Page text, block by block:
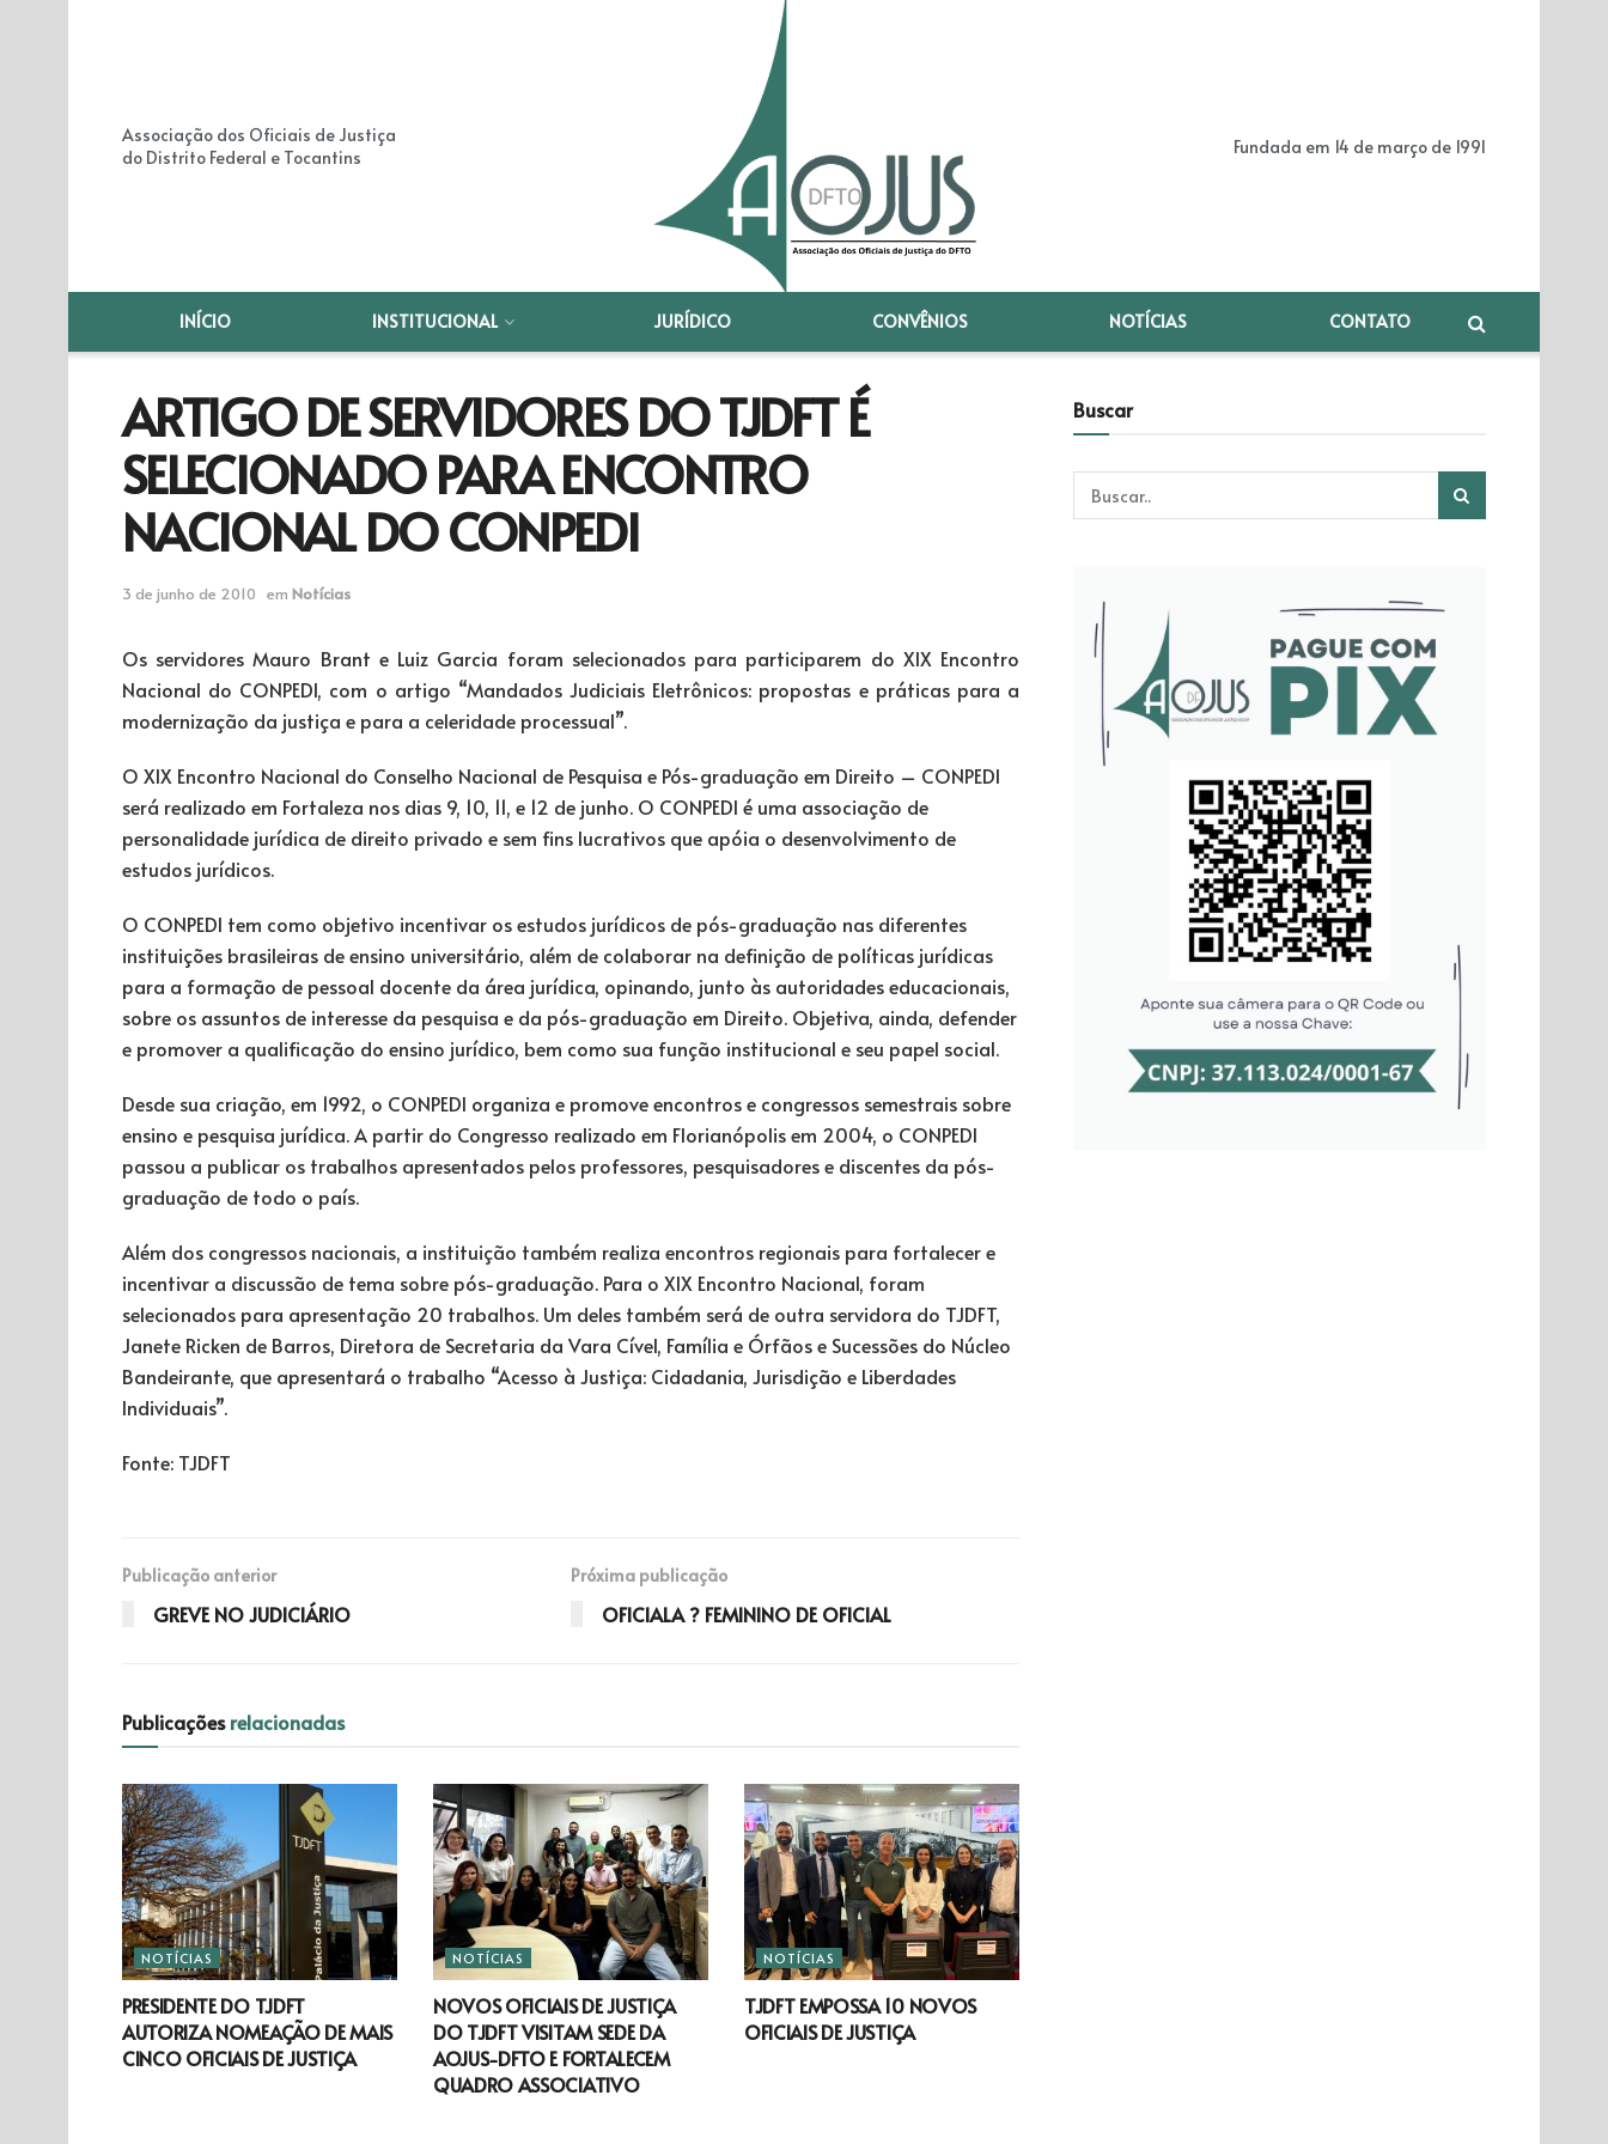
Associação dos Oficiais de Justiça
do Distrito Federal e Tocantins
Fundada em 14 de março de 1991
INÍCIO INSTITUCIONAL JURÍDICO CONVÊNIOS NOTÍCIAS CONTATO
ARTIGO DE SERVIDORES DO TJDFT É
SELECIONADO PARA ENCONTRO
NACIONAL DO CONPEDI
3 de junho de 2010 em Notícias
Os servidores Mauro Brant e Luiz Garcia foram selecionados para participarem do XIX Encontro
Nacional do CONPEDI, com o artigo “Mandados Judiciais Eletrônicos: propostas e práticas para a
modernização da justiça e para a celeridade processual”.
O XIX Encontro Nacional do Conselho Nacional de Pesquisa e Pós-graduação em Direito – CONPEDI
será realizado em Fortaleza nos dias 9, 10, 11, e 12 de junho. O CONPEDI é uma associação de
personalidade jurídica de direito privado e sem fins lucrativos que apóia o desenvolvimento de
estudos jurídicos.
O CONPEDI tem como objetivo incentivar os estudos jurídicos de pós-graduação nas diferentes
instituições brasileiras de ensino universitário, além de colaborar na definição de políticas jurídicas
para a formação de pessoal docente da área jurídica, opinando, junto às autoridades educacionais,
sobre os assuntos de interesse da pesquisa e da pós-graduação em Direito. Objetiva, ainda, defender
e promover a qualificação do ensino jurídico, bem como sua função institucional e seu papel social.
Desde sua criação, em 1992, o CONPEDI organiza e promove encontros e congressos semestrais sobre
ensino e pesquisa jurídica. A partir do Congresso realizado em Florianópolis em 2004, o CONPEDI
passou a publicar os trabalhos apresentados pelos professores, pesquisadores e discentes da pós-
graduação de todo o país.
Além dos congressos nacionais, a instituição também realiza encontros regionais para fortalecer e
incentivar a discussão de tema sobre pós-graduação. Para o XIX Encontro Nacional, foram
selecionados para apresentação 20 trabalhos. Um deles também será de outra servidora do TJDFT,
Janete Ricken de Barros, Diretora de Secretaria da Vara Cível, Família e Órfãos e Sucessões do Núcleo
Bandeirante, que apresentará o trabalho “Acesso à Justiça: Cidadania, Jurisdição e Liberdades
Individuais”.
Fonte: TJDFT
Publicação anterior
GREVE NO JUDICIÁRIO
Próxima publicação
OFICIALA ? FEMININO DE OFICIAL
Publicaçõesrelacionadas
NOTÍCIAS
PRESIDENTE DO TJDFT
AUTORIZA NOMEAÇÃO DE MAIS
CINCO OFICIAIS DE JUSTIÇA
NOTÍCIAS
NOVOS OFICIAIS DE JUSTIÇA
DO TJDFT VISITAM SEDE DA
AOJUS-DFTO E FORTALECEM
QUADRO ASSOCIATIVO
NOTÍCIAS
TJDFT EMPOSSA 10 NOVOS
OFICIAIS DE JUSTIÇA
Buscar